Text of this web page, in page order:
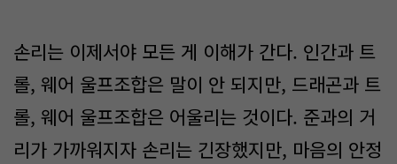
손리는 이제서야 모든 게 이해가 간다. 인간과 트
롤, 웨어 울프조합은 말이 안 되지만, 드래곤과 트
롤, 웨어 울프조합은 어울리는 것이다. 준과의 거
리가 가까워지자 손리는 긴장했지만, 마음의 안정